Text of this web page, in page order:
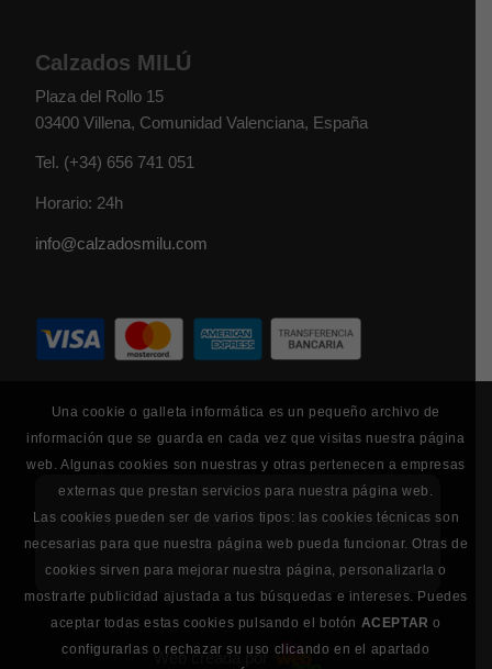
Calzados MILÚ
Plaza del Rollo 15
03400 Villena, Comunidad Valenciana, España
Tel. (+34) 656 741 051
Horario: 24h
info@calzadosmilu.com
Para la correcta visualización, debe aceptar las
cookies.
Web creada por
Una cookie o galleta informática es un pequeño archivo de
información que se guarda en cada vez que visitas nuestra página
web. Algunas cookies son nuestras y otras pertenecen a empresas
externas que prestan servicios para nuestra página web.
Las cookies pueden ser de varios tipos: las cookies técnicas son
necesarias para que nuestra página web pueda funcionar. Otras de
cookies sirven para mejorar nuestra página, personalizarla o
mostrarte publicidad ajustada a tus búsquedas e intereses. Puedes
aceptar todas estas cookies pulsando el botón ACEPTAR o
configurarlas o rechazar su uso clicando en el apartado